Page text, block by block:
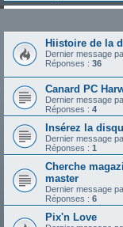
Hiistoire de la
Dernier message
Réponses : 36
Canard PC
Dernier message
Réponses : 4
Insérez la
Dernier message
Réponses : 1
Cherche
master
Dernier message
Réponses : 6
Pix'n Love